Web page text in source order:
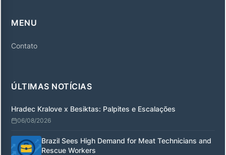
MENU
Contato
ÚLTIMAS NOTÍCIAS
Hradec Kralove x Besiktas: Palpites e Escalações
06/08/2026
Brazil Sees High Demand for Meat Technicians and
Rescue Workers